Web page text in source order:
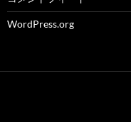
WordPress.org